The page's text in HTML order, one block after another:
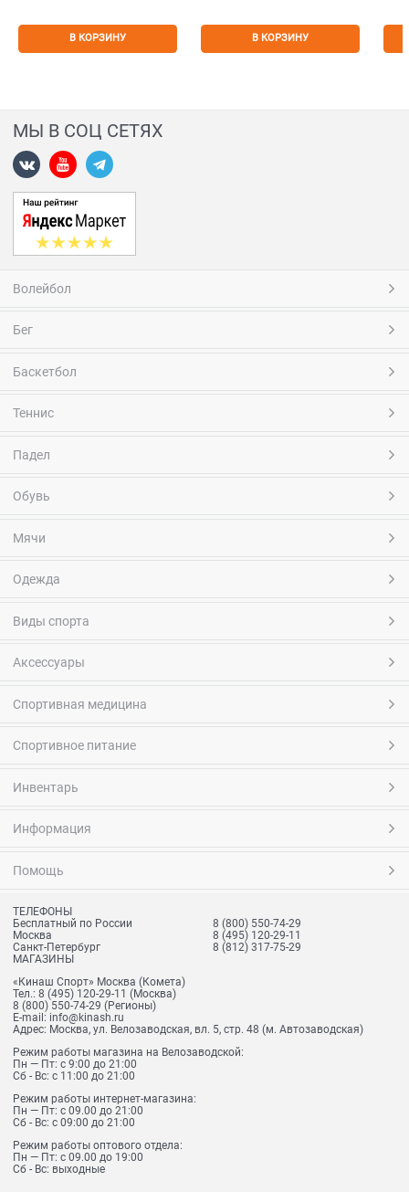
В КОРЗИНУ В КОРЗИНУ
МЫ В СОЦ СЕТЯХ
Волейбол
Бег
Баскетбол
Теннис
Падел
Обувь
Мячи
Одежда
Виды спорта
Аксессуары
Спортивная медицина
Спортивное питание
Инвентарь
Информация
Помощь
ТЕЛЕФОНЫ
Бесплатный по России
8 (800) 550-74-29
Москва
8 (495) 120-29-11
Санкт-Петербург
8 (812) 317-75-29
МАГАЗИНЫ
«Кинаш Спорт» Москва (Комета)
Тел.: 8 (495) 120-29-11 (Москва)
8 (800) 550-74-29 (Регионы)
E-mail: info@kinash.ru
Адрес: Москва, ул. Велозаводская, вл. 5, стр. 48 (м. Автозаводская)
Режим работы магазина на Велозаводской:
Пн — Пт: с 9:00 до 21:00
Сб - Вс: с 11:00 до 21:00
Режим работы интернет-магазина:
Пн — Пт: с 09.00 до 21:00
Сб - Вс: с 09:00 до 21:00
Режим работы оптового отдела:
Пн — Пт: с 09.00 до 19:00
Сб - Вс: выходные